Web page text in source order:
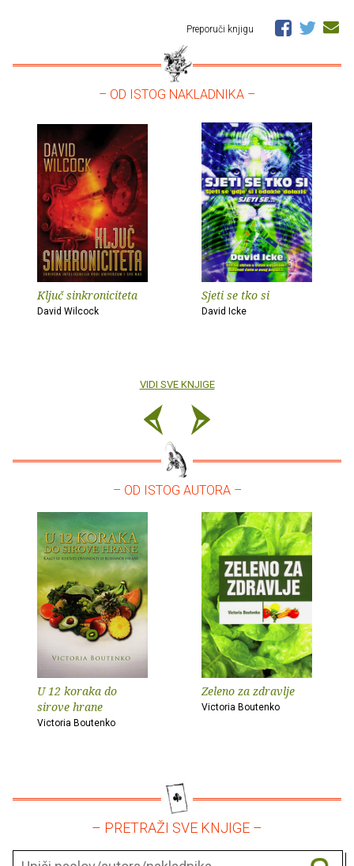
Preporuči knjigu
– OD ISTOG NAKLADNIKA –
Ključ sinkroniciteta
David Wilcock
Sjeti se tko si
David Icke
VIDI SVE KNJIGE
– OD ISTOG AUTORA –
U 12 koraka do
sirove hrane
Victoria Boutenko
Zeleno za zdravlje
Victoria Boutenko
– PRETRAŽI SVE KNJIGE –